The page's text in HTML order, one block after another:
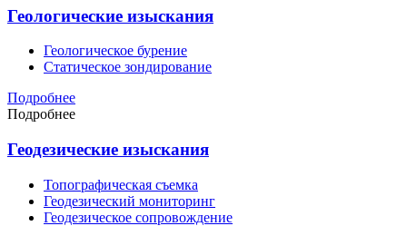
Геологические изыскания
Геологическое бурение
Статическое зондирование
Подробнее
Подробнее
Геодезические изыскания
Топографическая съемка
Геодезический мониторинг
Геодезическое сопровождение